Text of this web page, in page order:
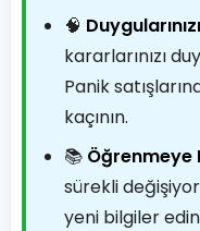
🧠
kararlarınızı
Panik
kaçının.
📚 Öğrenmeye
sürekli
yeni bilgiler